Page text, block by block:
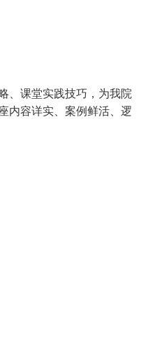
、课堂实践技巧，为我院
内容详实、案例鲜活、逻